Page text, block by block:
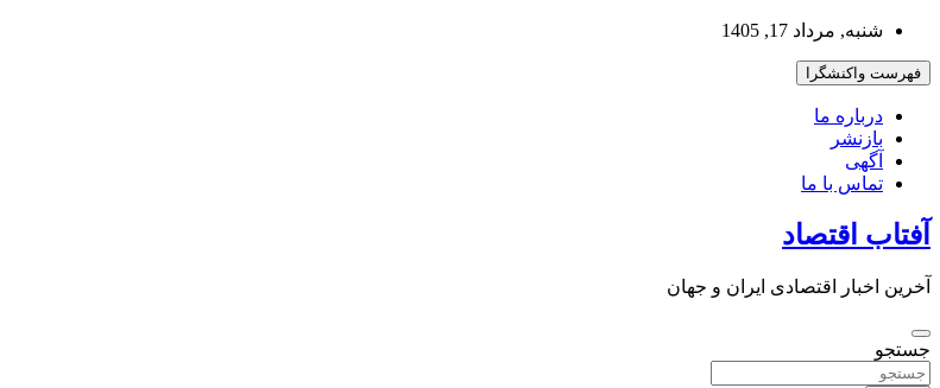
بروید
شنبه, مرداد 17, 1405
فهرست واکنشگرا
درباره ما
بازنشر
آگهی
تماس با ما
آفتاب اقتصاد
آخرین اخبار اقتصادی ایران و جهان
جستجو